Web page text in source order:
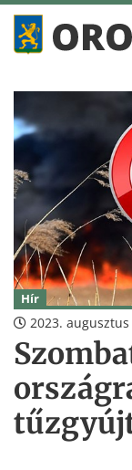
Hír
2023. augusztus